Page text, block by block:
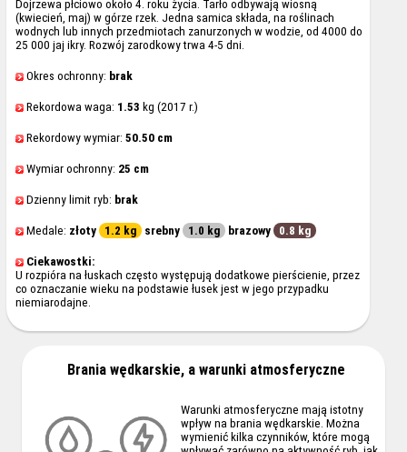
Dojrzewa płciowo około 4. roku życia. Tarło odbywają wiosną
(kwiecień, maj) w górze rzek. Jedna samica składa, na roślinach
wodnych lub innych przedmiotach zanurzonych w wodzie, od 4000 do
25 000 jaj ikry. Rozwój zarodkowy trwa 4-5 dni.
Okres ochronny: brak
Rekordowa waga: 1.53 kg (2017 r.)
Rekordowy wymiar: 50.50 cm
Wymiar ochronny: 25 cm
Dzienny limit ryb: brak
Medale: złoty 1.2 kg srebny 1.0 kg brazowy 0.8 kg
Ciekawostki:
U rozpióra na łuskach często występują dodatkowe pierścienie, przez
co oznaczanie wieku na podstawie łusek jest w jego przypadku
niemiarodajne.
Brania wędkarskie, a warunki atmosferyczne
Warunki atmosferyczne mają istotny
wpływ na brania wędkarskie. Można
wymienić kilka czynników, które mogą